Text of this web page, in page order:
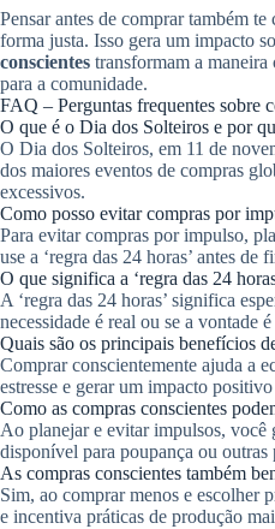
Pensar antes de comprar também
forma justa. Isso gera um impacto
conscientes transformam a
para a comunidade.
FAQ – Perguntas frequentes sobre
O que é o Dia dos Solteiros e por
O Dia dos Solteiros, em 11 de
dos maiores eventos de compras
excessivos.
Como posso evitar compras por
Para evitar compras por impulso,
use a ‘regra das 24 horas’ antes de
O que significa a ‘regra das 24
A ‘regra das 24 horas’ significa
necessidade é real ou se a vontade
Quais são os principais benefícios
Comprar conscientemente ajuda a
estresse e gerar um impacto
Como as compras conscientes
Ao planejar e evitar impulsos, você
disponível para poupança ou outras
As compras conscientes também
Sim, ao comprar menos e escolher
e incentiva práticas de produção